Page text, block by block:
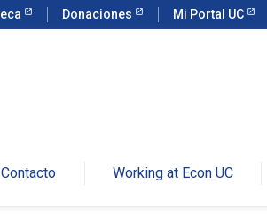
Donaciones Mi Portal UC
Contacto Working at Econ UC